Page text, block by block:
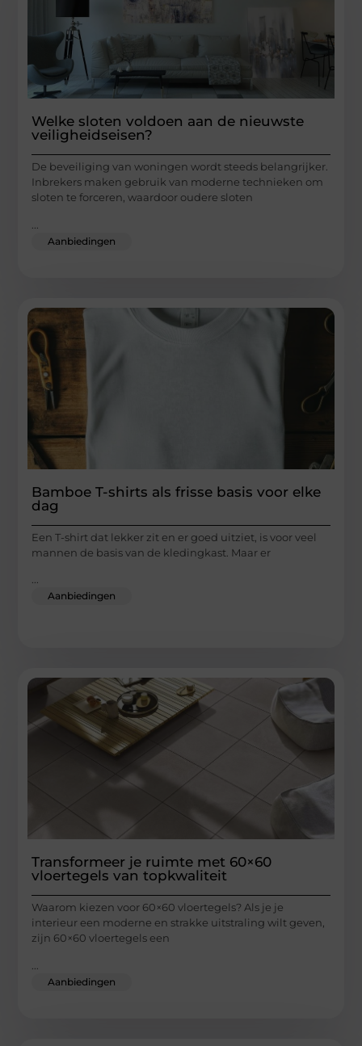
Welke sloten voldoen aan de nieuwste
veiligheidseisen?
De beveiliging van woningen wordt steeds belangrijker.
Inbrekers maken gebruik van moderne technieken om
sloten te forceren, waardoor oudere sloten
Aanbiedingen
Bamboe T-shirts als frisse basis voor elke
dag
Een T-shirt dat lekker zit en er goed uitziet, is voor veel
mannen de basis van de kledingkast. Maar er
Aanbiedingen
Transformeer je ruimte met 60×60
vloertegels van topkwaliteit
Waarom kiezen voor 60×60 vloertegels? Als je je
interieur een moderne en strakke uitstraling wilt geven,
zijn 60×60 vloertegels een
Aanbiedingen